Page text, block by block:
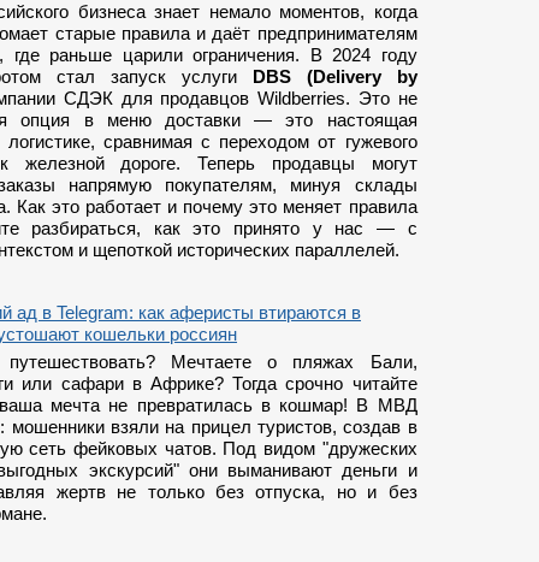
бизнеса знает немало моментов, когда
старые правила и даёт предпринимателям
где раньше царили ограничения. В 2024 году
стал запуск услуги DBS (Delivery by
СДЭК для продавцов Wildberries. Это не
опция в меню доставки — это настоящая
сравнимая с переходом от гужевого
к железной дороге. Теперь продавцы могут
напрямую покупателям, минуя склады
Как это работает и почему это меняет правила
разбираться, как это принято у нас — с
и щепоткой исторических параллелей.
ад в Telegram: как аферисты втираются в
кошельки россиян
Мечтаете о пляжах Бали,
или сафари в Африке? Тогда срочно читайте
мечта не превратилась в кошмар! В МВД
мошенники взяли на прицел туристов, создав в
сеть фейковых чатов. Под видом "дружеских
экскурсий" они выманивают деньги и
жертв не только без отпуска, но и без